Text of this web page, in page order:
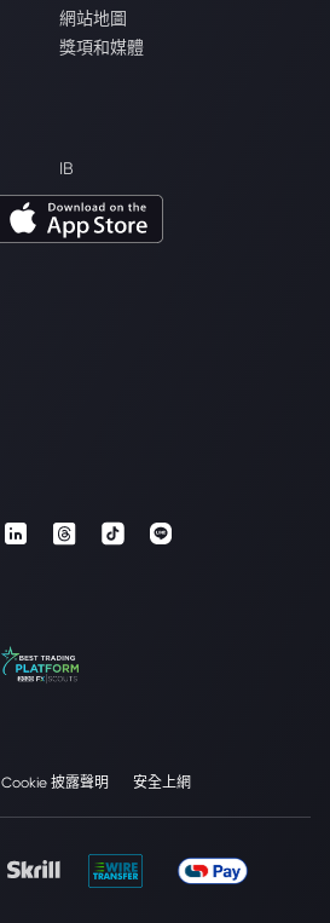
網站地圖
獎項和媒體
IB
Cookie 披露聲明 安全上網